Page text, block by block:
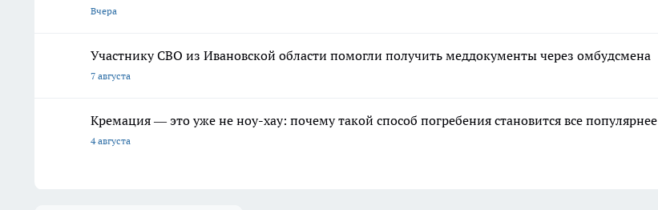
Вчера
Участнику СВО из Ивановской области помогли получить меддокументы через омбудсмена
7 августа
Кремация — это уже не ноу-хау: почему такой способ погребения становится все популярнее
4 августа